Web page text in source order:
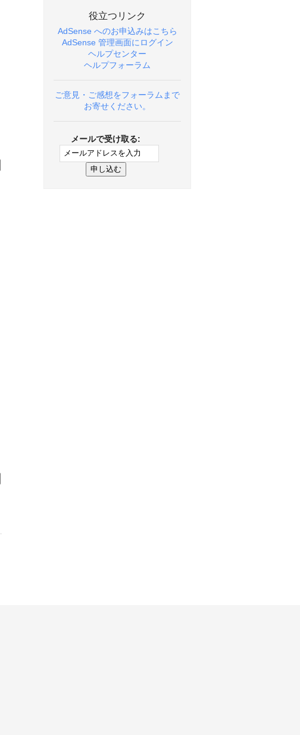
役立つリンク
AdSense へのお申込みはこちら
AdSense 管理画面にログイン
ヘルプセンター
ヘルプフォーラム
ご意見・ご感想をフォーラムまで
お寄せください。
メールで受け取る: